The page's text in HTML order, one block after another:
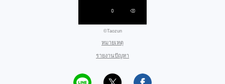
©Taozun
หมายเหตุ
รายงานปัญหา